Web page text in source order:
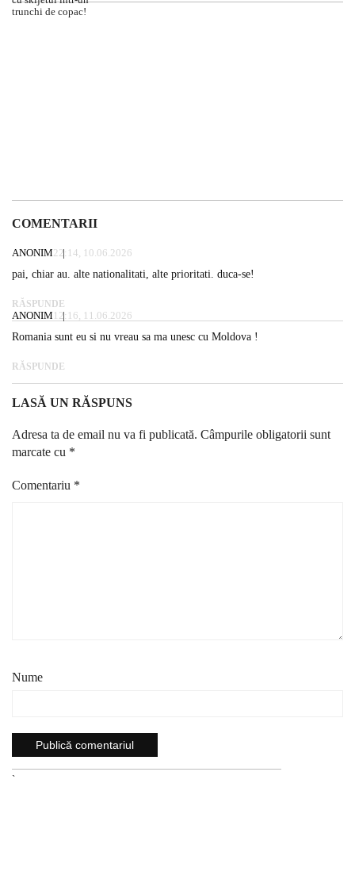
COMENTARII
ANONIM22:14, 10.06.2026
pai, chiar au. alte nationalitati, alte prioritati. duca-se!
RĂSPUNDE
ANONIM 12:16, 11.06.2026
Romania sunt eu si nu vreau sa ma unesc cu Moldova !
RĂSPUNDE
LASĂ UN RĂSPUNS
Adresa ta de email nu va fi publicată. Câmpurile obligatorii sunt
marcate cu *
Comentariu *
Nume
`